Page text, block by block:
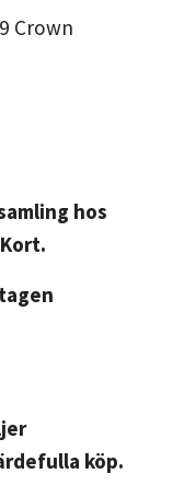
Crown
hos
köp.